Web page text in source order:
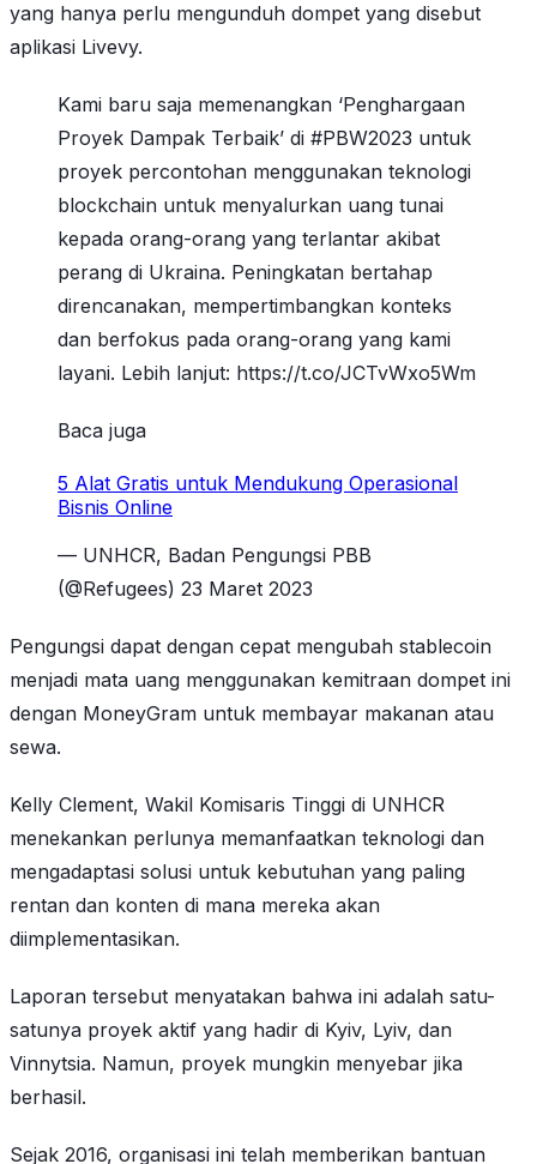
yang hanya perlu mengunduh dompet yang disebut
aplikasi Livevy.
Kami baru saja memenangkan ‘Penghargaan
Proyek Dampak Terbaik’ di #PBW2023 untuk
proyek percontohan menggunakan teknologi
blockchain untuk menyalurkan uang tunai
kepada orang-orang yang terlantar akibat
perang di Ukraina. Peningkatan bertahap
direncanakan, mempertimbangkan konteks
dan berfokus pada orang-orang yang kami
layani. Lebih lanjut: https://t.co/JCTvWxo5Wm
Baca juga
5 Alat Gratis untuk Mendukung Operasional
Bisnis Online
— UNHCR, Badan Pengungsi PBB
(@Refugees) 23 Maret 2023
Pengungsi dapat dengan cepat mengubah stablecoin
menjadi mata uang menggunakan kemitraan dompet ini
dengan MoneyGram untuk membayar makanan atau
sewa.
Kelly Clement, Wakil Komisaris Tinggi di UNHCR
menekankan perlunya memanfaatkan teknologi dan
mengadaptasi solusi untuk kebutuhan yang paling
rentan dan konten di mana mereka akan
diimplementasikan.
Laporan tersebut menyatakan bahwa ini adalah satu-
satunya proyek aktif yang hadir di Kyiv, Lyiv, dan
Vinnytsia. Namun, proyek mungkin menyebar jika
berhasil.
Sejak 2016, organisasi ini telah memberikan bantuan